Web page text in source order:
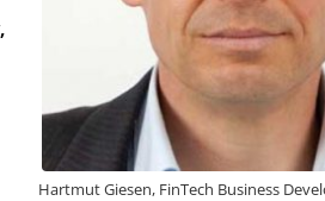
Hartmut Giesen, FinTech Business